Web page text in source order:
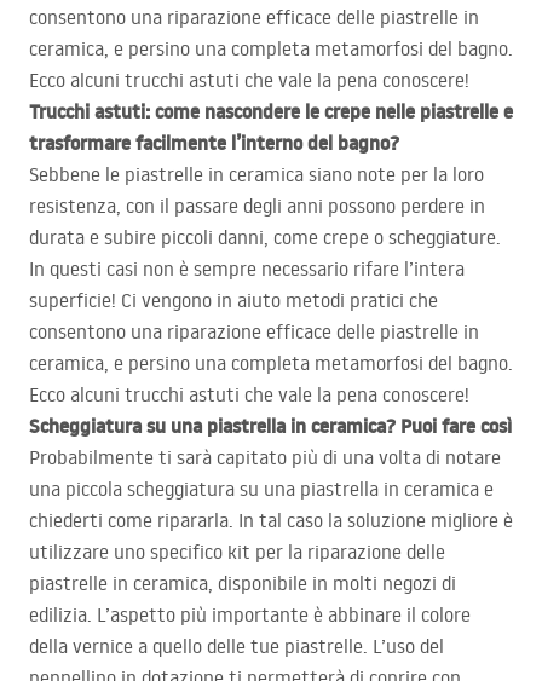
consentono una riparazione efficace delle piastrelle in
ceramica, e persino una completa metamorfosi del bagno.
Ecco alcuni trucchi astuti che vale la pena conoscere!
Trucchi astuti: come nascondere le crepe nelle piastrelle e
trasformare facilmente l’interno del bagno?
Sebbene le piastrelle in ceramica siano note per la loro
resistenza, con il passare degli anni possono perdere in
durata e subire piccoli danni, come crepe o scheggiature.
In questi casi non è sempre necessario rifare l’intera
superficie! Ci vengono in aiuto metodi pratici che
consentono una riparazione efficace delle piastrelle in
ceramica, e persino una completa metamorfosi del bagno.
Ecco alcuni trucchi astuti che vale la pena conoscere!
Scheggiatura su una piastrella in ceramica? Puoi fare così
Probabilmente ti sarà capitato più di una volta di notare
una piccola scheggiatura su una piastrella in ceramica e
chiederti come ripararla. In tal caso la soluzione migliore è
utilizzare uno specifico kit per la riparazione delle
piastrelle in ceramica, disponibile in molti negozi di
edilizia. L’aspetto più importante è abbinare il colore
della vernice a quello delle tue piastrelle. L’uso del